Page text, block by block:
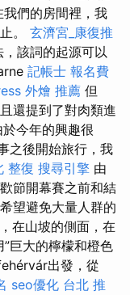
們的房間裡，我
。 玄濟宮_康復推
該詞的起源可以
記帳士 報名費
外燴 推薦 但
還提到了對肉類進
於今年的興趣很
之後開始旅行，我
整復 搜尋引擎 由
節開幕賽之前和結
望避免大量人群的
在山坡的側面，在
巨大的檸檬和橙色
出發，從
seo優化 台北 推